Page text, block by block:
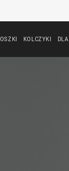
KOLCZYKI